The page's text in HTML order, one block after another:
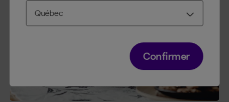
Confirmer